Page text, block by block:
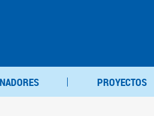
PROYECTOS